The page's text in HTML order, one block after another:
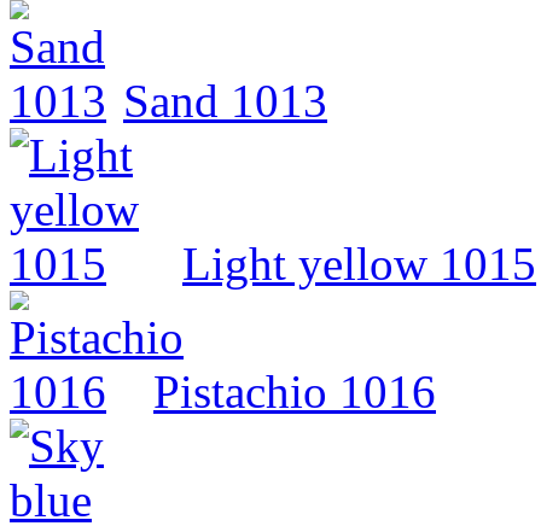
Sand 1013
Light yellow 1015
Pistachio 1016